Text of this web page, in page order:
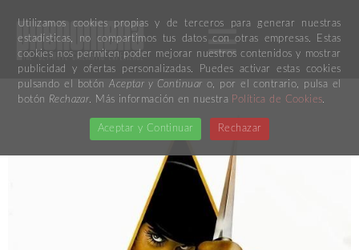
Utilizamos cookies propias y de terceros para generar nuestras
estadísticas, no compartimos tus datos con otras empresas. Estas
cookies nos permiten poder mejorar nuestros contenidos y mostrar
publicidad y ofertas personalizadas. Puedes activar estas cookies
pulsando el botónAceptar y Continuar o, por el contrario, pulsa el
botón Rechazar . Más información en nuestra Política de Cookies
Aceptar y Continuar Rechazar